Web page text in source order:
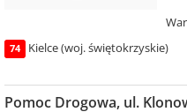
74 Kielce (woj. świętokrzyskie)
Pomoc Drogowa, ul.